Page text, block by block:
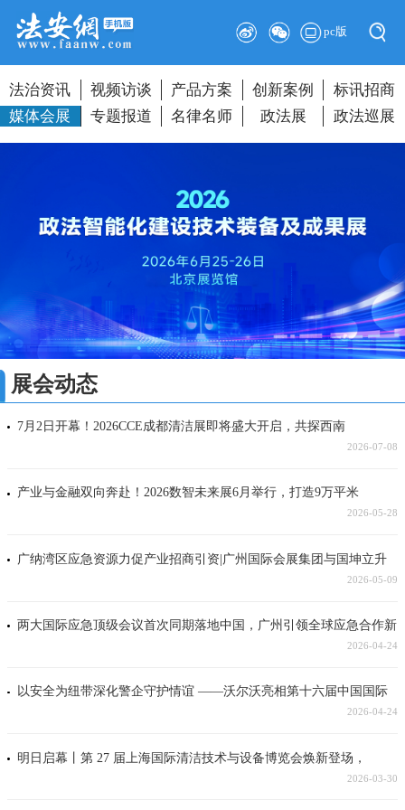
pc版
法治资讯 视频访谈 产品方案 创新案例
标讯招商
媒体会展
专题报道 名律名师 政法展 政法巡展
展会动态
7月2日开幕！2026CCE成都清洁展即将盛大开启，共探西南
2026-07-08
产业与金融双向奔赴！2026数智未来展6月举行，打造9万平米
2026-05-28
广纳湾区应急资源力促产业招商引资|广州国际会展集团与国坤立升
2026-05-09
两大国际应急顶级会议首次同期落地中国，广州引领全球应急合作新
2026-04-24
以安全为纽带深化警企守护情谊 ——沃尔沃亮相第十六届中国国际
2026-04-24
明日启幕丨第 27 届上海国际清洁技术与设备博览会焕新登场，
2026-03-30